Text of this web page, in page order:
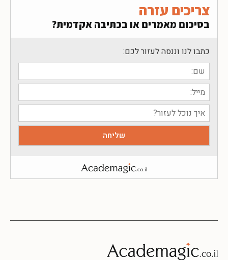
צריכים עזרה
בסיכום מאמרים או בכתיבה אקדמית?
כתבו לנו וננסה לעזור לכם: